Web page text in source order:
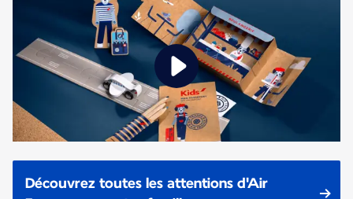
Découvrez toutes les attentions d'Air